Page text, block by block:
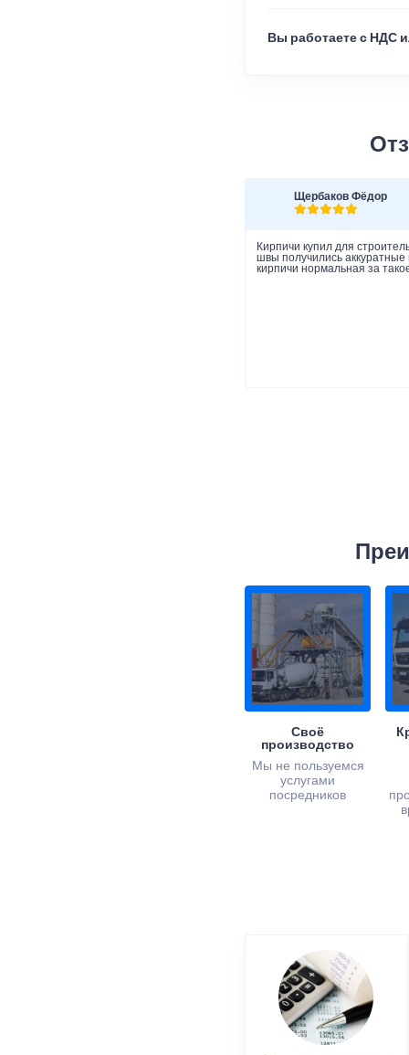
Вы работаете с НДС
Щербаков Фёдор
Кирпичи купил для
швы получились
кирпичи нормальная за
Своё
производство
Мы не пользуемся
услугами
посредников